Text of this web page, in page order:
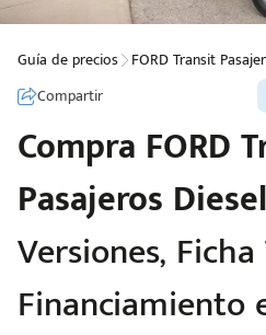
Guía de precios FORD Transit
Compartir
Compra FORD
Pasajeros
Versiones,
Financiamiento